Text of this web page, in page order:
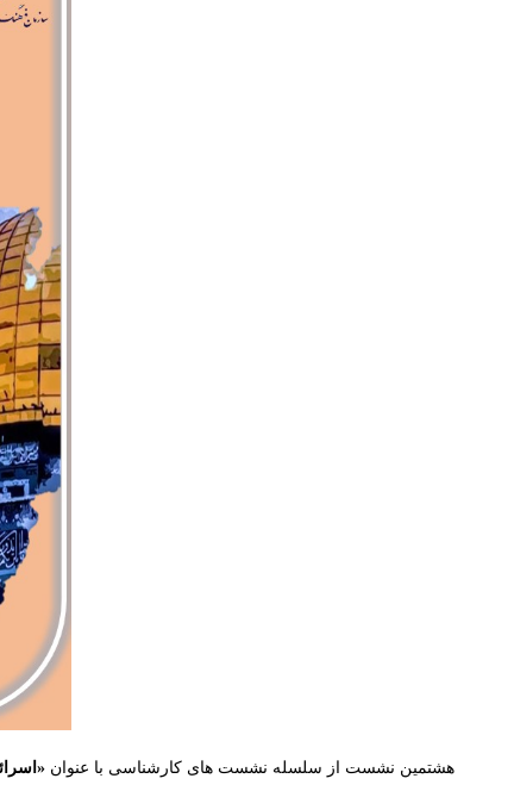
هشتمین نشست از سلسله نشست های کارشناسی با عنوان «